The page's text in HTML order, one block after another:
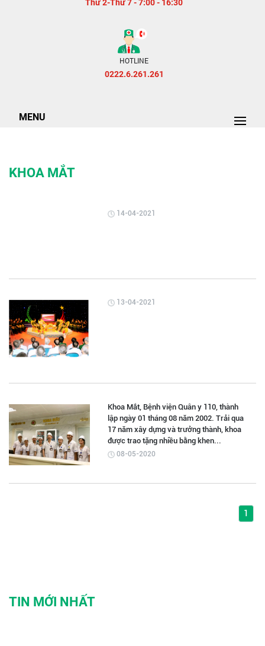
Thứ 2-Thứ 7 - 7:00 - 16:30
HOTLINE
0222.6.261.261
MENU
KHOA MẮT
14-04-2021
13-04-2021
Khoa Mắt, Bệnh viện Quân y 110, thành
lập ngày 01 tháng 08 năm 2002. Trải qua
17 năm xây dựng và trưởng thành, khoa
được trao tặng nhiều bằng khen...
08-05-2020
1
TIN MỚI NHẤT